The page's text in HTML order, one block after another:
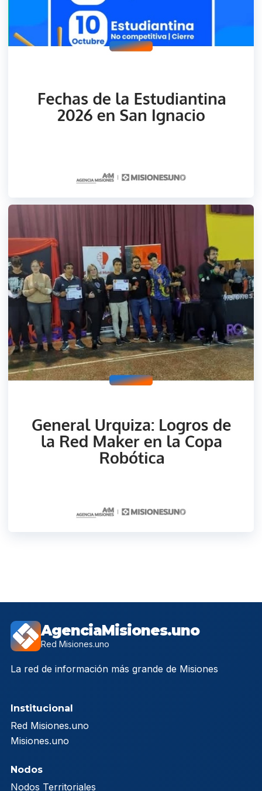
AgenciaMisiones.uno
Red Misiones.uno
La red de información más grande de Misiones
Institucional
Red Misiones.uno
Misiones.uno
Nodos
Nodos Territoriales